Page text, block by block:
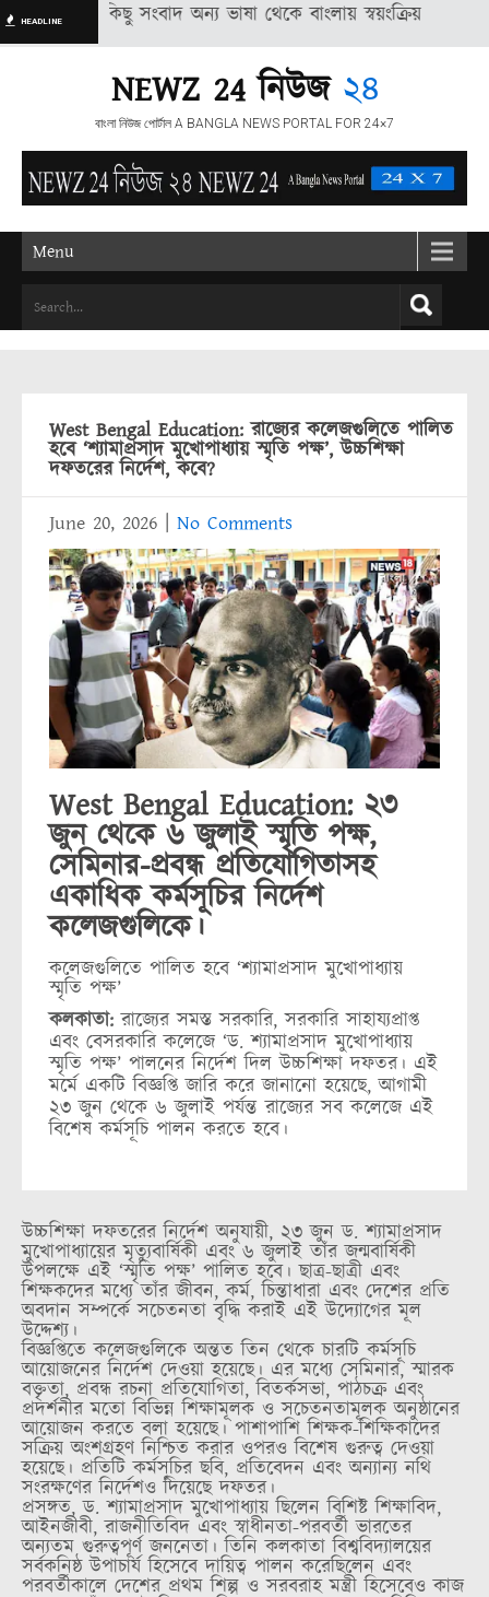
HEADLINE
বেশ কিছু সংবাদ অন্য ভাষা থেকে বাংলায় স্বয়ংক্রিয় পদ্ধতির
NEWZ 24 নিউজ ২৪
বাংলা নিউজ পোর্টাল A BANGLA NEWS PORTAL FOR 24×7
Menu
West Bengal Education: রাজ্যের কলেজগুলিতে পালিত
হবে ‘শ্যামাপ্রসাদ মুখোপাধ্যায় স্মৃতি পক্ষ’, উচ্চশিক্ষা
দফতরের নির্দেশ, কবে?
June 20, 2026
No Comments
West Bengal Education: ২৩
জুন থেকে ৬ জুলাই স্মৃতি পক্ষ,
সেমিনার-প্রবন্ধ প্রতিযোগিতাসহ
একাধিক কর্মসূচির নির্দেশ
কলেজগুলিকে।
কলেজগুলিতে পালিত হবে ‘শ্যামাপ্রসাদ মুখোপাধ্যায়
স্মৃতি পক্ষ’
কলকাতা: রাজ্যের সমস্ত সরকারি, সরকারি সাহায্যপ্রাপ্ত
এবং বেসরকারি কলেজে ‘ড. শ্যামাপ্রসাদ মুখোপাধ্যায়
স্মৃতি পক্ষ’ পালনের নির্দেশ দিল উচ্চশিক্ষা দফতর। এই
মর্মে একটি বিজ্ঞপ্তি জারি করে জানানো হয়েছে, আগামী
২৩ জুন থেকে ৬ জুলাই পর্যন্ত রাজ্যের সব কলেজে এই
বিশেষ কর্মসূচি পালন করতে হবে।
উচ্চশিক্ষা দফতরের নির্দেশ অনুযায়ী, ২৩ জুন ড. শ্যামাপ্রসাদ
মুখোপাধ্যায়ের মৃত্যুবার্ষিকী এবং ৬ জুলাই তাঁর জন্মবার্ষিকী
উপলক্ষে এই ‘স্মৃতি পক্ষ’ পালিত হবে। ছাত্র-ছাত্রী এবং
শিক্ষকদের মধ্যে তাঁর জীবন, কর্ম, চিন্তাধারা এবং দেশের প্রতি
অবদান সম্পর্কে সচেতনতা বৃদ্ধি করাই এই উদ্যোগের মূল
উদ্দেশ্য।
বিজ্ঞপ্তিতে কলেজগুলিকে অন্তত তিন থেকে চারটি কর্মসূচি
আয়োজনের নির্দেশ দেওয়া হয়েছে। এর মধ্যে সেমিনার, স্মারক
বক্তৃতা, প্রবন্ধ রচনা প্রতিযোগিতা, বিতর্কসভা, পাঠচক্র এবং
প্রদর্শনীর মতো বিভিন্ন শিক্ষামূলক ও সচেতনতামূলক অনুষ্ঠানের
আয়োজন করতে বলা হয়েছে। পাশাপাশি শিক্ষক-শিক্ষিকাদের
সক্রিয় অংশগ্রহণ নিশ্চিত করার ওপরও বিশেষ গুরুত্ব দেওয়া
হয়েছে। প্রতিটি কর্মসূচির ছবি, প্রতিবেদন এবং অন্যান্য নথি
সংরক্ষণের নির্দেশও দিয়েছে দফতর।
প্রসঙ্গত, ড. শ্যামাপ্রসাদ মুখোপাধ্যায় ছিলেন বিশিষ্ট শিক্ষাবিদ,
আইনজীবী, রাজনীতিবিদ এবং স্বাধীনতা-পরবর্তী ভারতের
অন্যতম গুরুত্বপূর্ণ জননেতা। তিনি কলকাতা বিশ্ববিদ্যালয়ের
সর্বকনিষ্ঠ উপাচার্য হিসেবে দায়িত্ব পালন করেছিলেন এবং
পরবর্তীকালে দেশের প্রথম শিল্প ও সরবরাহ মন্ত্রী হিসেবেও কাজ